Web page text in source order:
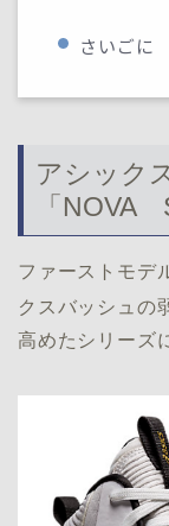
さいごに
アシック
「NOVA
ファーストモデ
クスバッシュの
高めたシリーズ